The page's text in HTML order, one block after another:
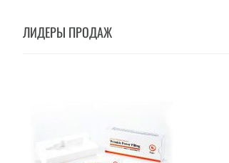
ЛИДЕРЫ ПРОДАЖ